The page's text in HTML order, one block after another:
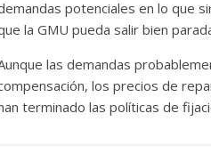
potenciales en lo que
la GMU pueda salir bien
las demandas
los precios de
terminado las políticas de